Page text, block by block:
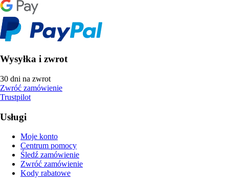
Wysyłka i zwrot
30 dni na zwrot
Zwróć zamówienie
Trustpilot
Usługi
Moje konto
Centrum pomocy
Śledź zamówienie
Zwróć zamówienie
Kody rabatowe